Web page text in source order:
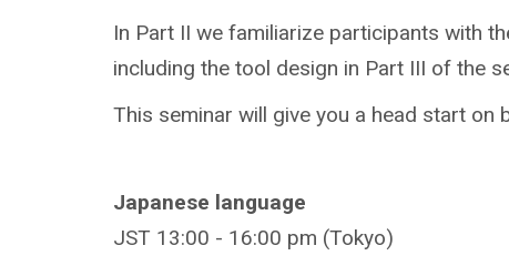
In Part II we familiarize participants with
including the tool design in Part III of the
This seminar will give you a head start on
Japanese language
JST 13:00 - 16:00 pm (Tokyo)